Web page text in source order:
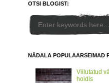
OTSI BLOGIST:
NÄDALA POPULAARSEIMAD
Viilutatud
hoidis